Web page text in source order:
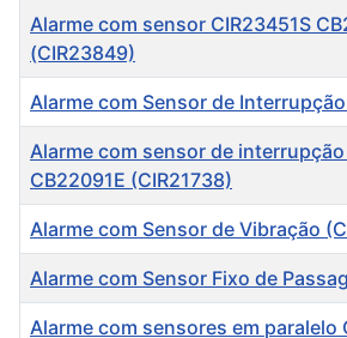
Alarme com sensor CIR23451S
(CIR23849)
Alarme com Sensor de
Alarme com sensor de interrupção
CB22091E (CIR21738)
Alarme com Sensor de Vibração
Alarme com Sensor Fixo de
Alarme com sensores em paralelo